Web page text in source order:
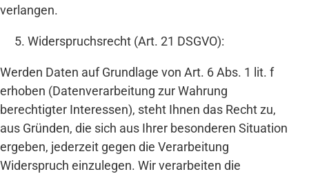
verlangen.
Widerspruchsrecht (Art. 21 DSGVO):
Werden Daten auf Grundlage von Art. 6 Abs. 1 lit. f
erhoben (Datenverarbeitung zur Wahrung
berechtigter Interessen), steht Ihnen das Recht zu,
aus Gründen, die sich aus Ihrer besonderen Situation
ergeben, jederzeit gegen die Verarbeitung
Widerspruch einzulegen. Wir verarbeiten die